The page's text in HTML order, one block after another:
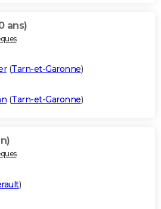
ans)
(Tarn-et-Garonne)
(Tarn-et-Garonne)
)